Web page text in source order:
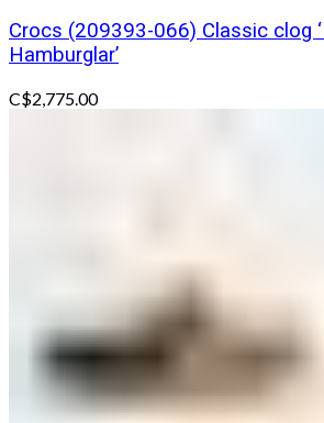
Crocs (209393-066) Classic clog
Hamburglar’
C$2,775.00